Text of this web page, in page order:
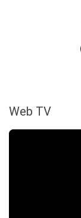
Web TV